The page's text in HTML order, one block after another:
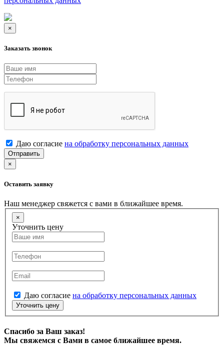
×
Заказать звонок
Даю согласие на обработку персональных данных
Отправить
×
Оставить заявку
Наш менеджер свяжется с вами в ближайшее время.
×
Уточнить цену
Даю согласие на обработку персональных данных
Уточнить цену
Спасибо за Ваш заказ!
Мы свяжемся с Вами в самое ближайшее время.